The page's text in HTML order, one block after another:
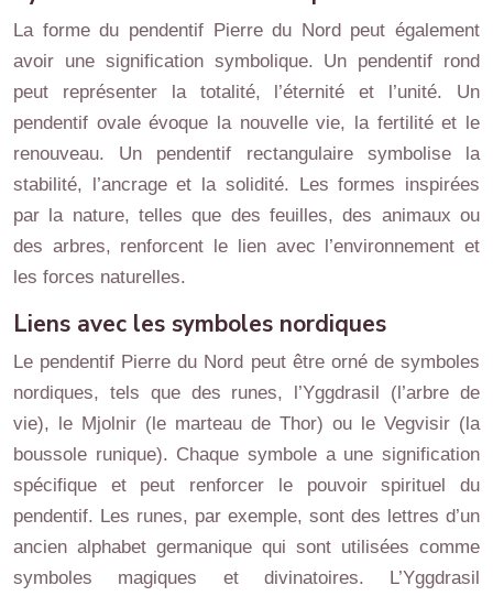
La forme du pendentif Pierre du Nord peut également
avoir une signification symbolique. Un pendentif rond
peut représenter la totalité, l’éternité et l’unité. Un
pendentif ovale évoque la nouvelle vie, la fertilité et le
renouveau. Un pendentif rectangulaire symbolise la
stabilité, l’ancrage et la solidité. Les formes inspirées
par la nature, telles que des feuilles, des animaux ou
des arbres, renforcent le lien avec l’environnement et
les forces naturelles.
Liens avec les symboles nordiques
Le pendentif Pierre du Nord peut être orné de symboles
nordiques, tels que des runes, l’Yggdrasil (l’arbre de
vie), le Mjolnir (le marteau de Thor) ou le Vegvisir (la
boussole runique). Chaque symbole a une signification
spécifique et peut renforcer le pouvoir spirituel du
pendentif. Les runes, par exemple, sont des lettres d’un
ancien alphabet germanique qui sont utilisées comme
symboles magiques et divinatoires. L’Yggdrasil